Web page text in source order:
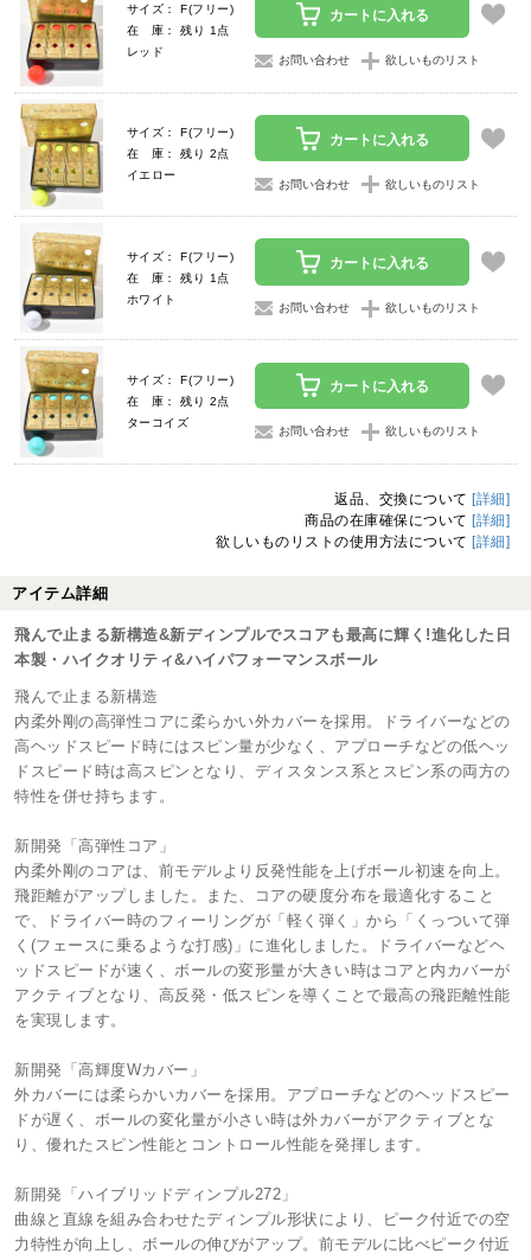
サイズ： F(フリー)
在 庫： 残り 1点
レッド
カートに入れる
お問い合わせ 欲しいものリスト
サイズ： F(フリー)
在 庫： 残り 2点
イエロー
カートに入れる
お問い合わせ 欲しいものリスト
サイズ： F(フリー)
在 庫： 残り 1点
ホワイト
カートに入れる
お問い合わせ 欲しいものリスト
サイズ： F(フリー)
在 庫： 残り 2点
ターコイズ
カートに入れる
お問い合わせ 欲しいものリスト
返品、交換について [詳細]
商品の在庫確保について [詳細]
欲しいものリストの使用方法について [詳細]
アイテム詳細
飛んで止まる新構造&新ディンプルでスコアも最高に輝く!進化した日
本製・ハイクオリティ&ハイパフォーマンスボール
飛んで止まる新構造
内柔外剛の高弾性コアに柔らかい外カバーを採用。ドライバーなどの
高ヘッドスピード時にはスピン量が少なく、アプローチなどの低ヘッ
ドスピード時は高スピンとなり、ディスタンス系とスピン系の両方の
特性を併せ持ちます。
新開発「高弾性コア」
内柔外剛のコアは、前モデルより反発性能を上げボール初速を向上。
飛距離がアップしました。また、コアの硬度分布を最適化すること
で、ドライバー時のフィーリングが「軽く弾く」から「くっついて弾
く(フェースに乗るような打感)」に進化しました。ドライバーなどヘ
ッドスピードが速く、ボールの変形量が大きい時はコアと内カバーが
アクティブとなり、高反発・低スピンを導くことで最高の飛距離性能
を実現します。
新開発「高輝度Wカバー」
外カバーには柔らかいカバーを採用。アプローチなどのヘッドスピー
ドが遅く、ボールの変化量が小さい時は外カバーがアクティブとな
り、優れたスピン性能とコントロール性能を発揮します。
新開発「ハイブリッドディンプル272」
曲線と直線を組み合わせたディンプル形状により、ピーク付近での空
力特性が向上し、ボールの伸びがアップ。前モデルに比べピーク付近